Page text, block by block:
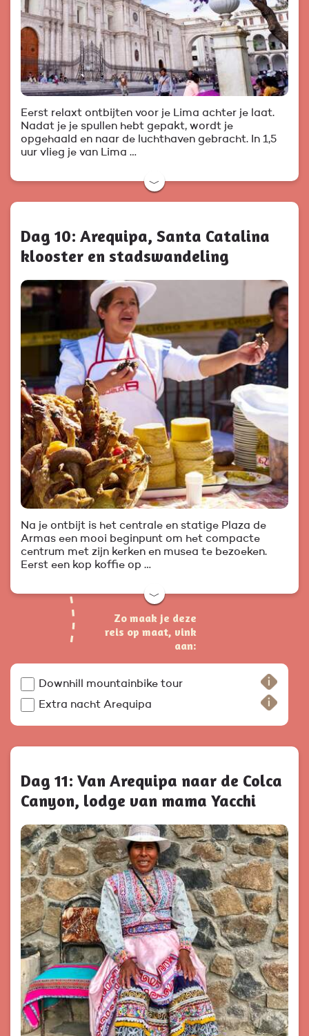
Eerst relaxt ontbijten voor je Lima achter je laat.
Nadat je je spullen hebt gepakt, wordt je
opgehaald en naar de luchthaven gebracht. In 1,5
uur vlieg je van Lima …
﹀
Dag 10: Arequipa, Santa Catalina
klooster en stadswandeling
Na je ontbijt is het centrale en statige Plaza de
Armas een mooi beginpunt om het compacte
centrum met zijn kerken en musea te bezoeken.
Eerst een kop koffie op …
﹀
Zo maak je deze
reis op maat, vink
aan:
Downhill mountainbike tour
Extra nacht Arequipa
Dag 11: Van Arequipa naar de Colca
Canyon, lodge van mama Yacchi